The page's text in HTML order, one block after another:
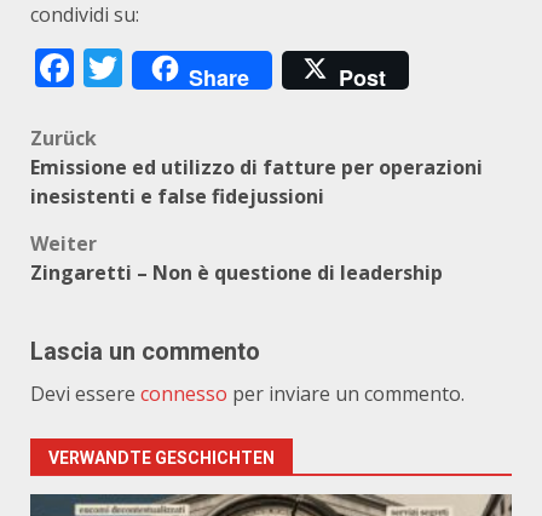
condividi su:
Facebook
Twitter
Share Post
Beitragsnavigation
Zurück
Emissione ed utilizzo di fatture per operazioni
inesistenti e false fidejussioni
Weiter
Zingaretti – Non è questione di leadership
Lascia un commento
Devi essere connesso per inviare un commento.
VERWANDTE GESCHICHTEN